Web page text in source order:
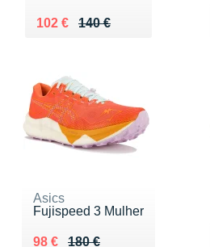
140 €
Au lieu de 140 €
102 €
Vendu 102 €
Asics
Fujispeed 3 Mulher
180 €
Au lieu de 180 €
98 €
Vendu 98 €